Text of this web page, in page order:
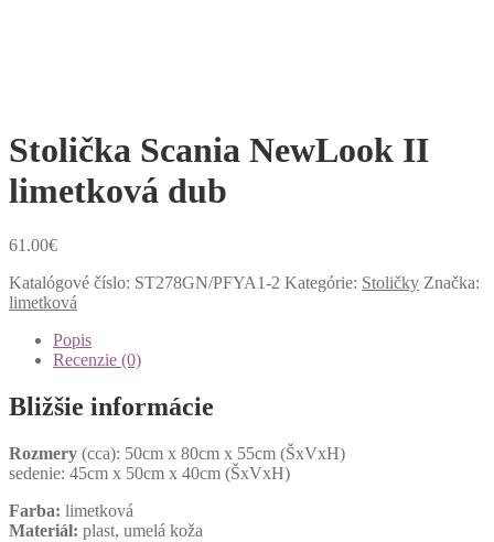
Stolička Scania NewLook II
limetková dub
61.00€
Katalógové číslo: ST278GN/PFYA1-2 Kategórie: Stoličky Značka:
limetková
Popis
Recenzie (0)
Bližšie informácie
Rozmery (cca): 50cm x 80cm x 55cm (ŠxVxH)
sedenie: 45cm x 50cm x 40cm (ŠxVxH)
Farba: limetková
Materiál: plast, umelá koža